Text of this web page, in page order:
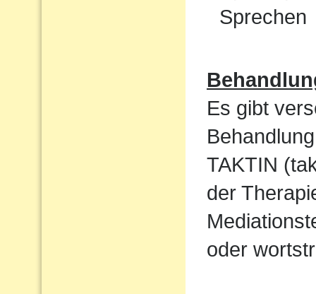
Sprechen
Es gibt
TAKTIN
der
oder